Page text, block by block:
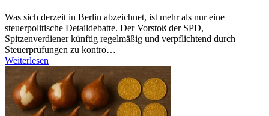
Was sich derzeit in Berlin abzeichnet, ist mehr als nur eine
steuerpolitische Detaildebatte. Der Vorstoß der SPD,
Spitzenverdiener künftig regelmäßig und verpflichtend durch
Steuerprüfungen zu kontro…
Weiterlesen